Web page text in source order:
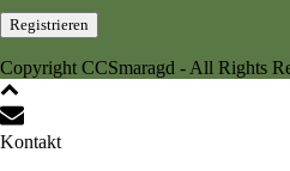
Copyright CCSmaragd - All Rights
Kontakt